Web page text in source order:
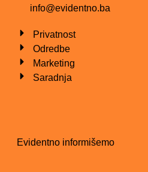
info@evidentno.ba
Privatnost
Odredbe
Marketing
Saradnja
Evidentno informišemo